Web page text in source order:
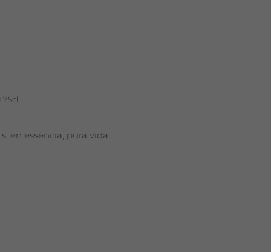
75cl
en essència, pura vida.